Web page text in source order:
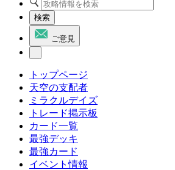
検索
ご意見
トップページ
天空の支配者
ミラクルデイズ
トレード掲示板
カード一覧
最強デッキ
最強カード
イベント情報